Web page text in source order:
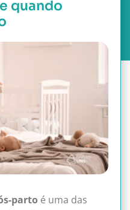
quando
parto é uma das